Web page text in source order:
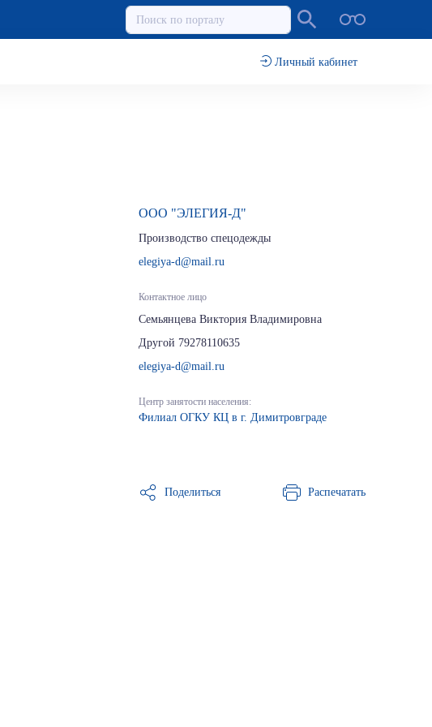
Личный кабинет
ООО "ЭЛЕГИЯ-Д"
Производство спецодежды
elegiya-d@mail.ru
Контактное лицо
Семьянцева Виктория Владимировна
Другой 79278110635
elegiya-d@mail.ru
Центр занятости населения:
Филиал ОГКУ КЦ в г. Димитровграде
Поделиться Распечатать